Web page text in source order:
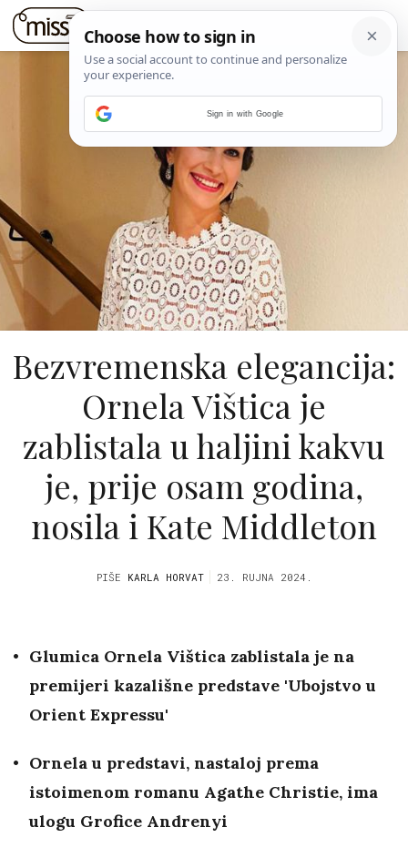
Bezvremenska elegancija:
Ornela Vištica je
zablistala u haljini kakvu
je, prije osam godina,
nosila i Kate Middleton
PIŠE KARLA HORVAT 23. RUJNA 2024.
Glumica Ornela Vištica zablistala je na
premijeri kazališne predstave 'Ubojstvo u
Orient Expressu'
Ornela u predstavi, nastaloj prema
istoimenom romanu Agathe Christie, ima
ulogu Grofice Andrenyi
Sign in with Google